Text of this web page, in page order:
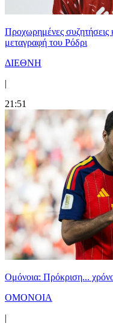
Προχωρημένες συζητήσεις
μεταγραφή του Ρόδρι
ΔΙΕΘΝΗ
|
21:51
Ομόνοια: Πρόκριση...
ΟΜΟΝΟΙΑ
|